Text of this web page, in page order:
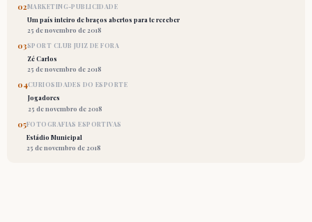
02MARKETING-PUBLICIDADE
Um país inteiro de braços abertos para te receber
25 de novembro de 2018
03SPORT CLUB JUIZ DE FORA
Zé Carlos
25 de novembro de 2018
04CURIOSIDADES DO ESPORTE
Jogadores
25 de novembro de 2018
05FOTOGRAFIAS ESPORTIVAS
Estádio Municipal
25 de novembro de 2018